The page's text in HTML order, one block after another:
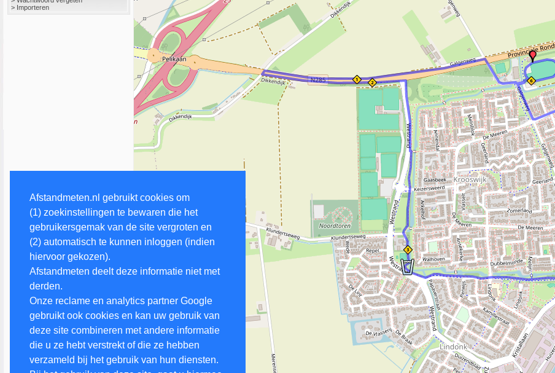
Afstandmeten.nl gebruikt cookies om
(1) zoekinstellingen te bewaren die het
gebruikersgemak van de site vergroten en
(2) automatisch te kunnen inloggen (indien
hiervoor gekozen).
Afstandmeten deelt deze informatie niet met
derden.
Onze reclame en analytics partner Google
gebruikt ook cookies en kan uw gebruik van
deze site combineren met andere informatie
die u ze hebt verstrekt of die ze hebben
verzameld bij het gebruik van hun diensten.
> Importeren